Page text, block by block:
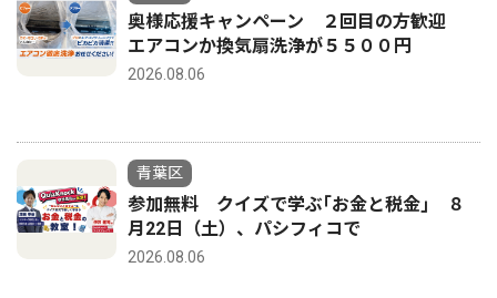
奥様応援キャンペーン ２回目の方歓迎
エアコンか換気扇洗浄が５５００円
2026.08.06
青葉区
参加無料 クイズで学ぶ｢お金と税金｣ ８
月22日（土）、パシフィコで
2026.08.06